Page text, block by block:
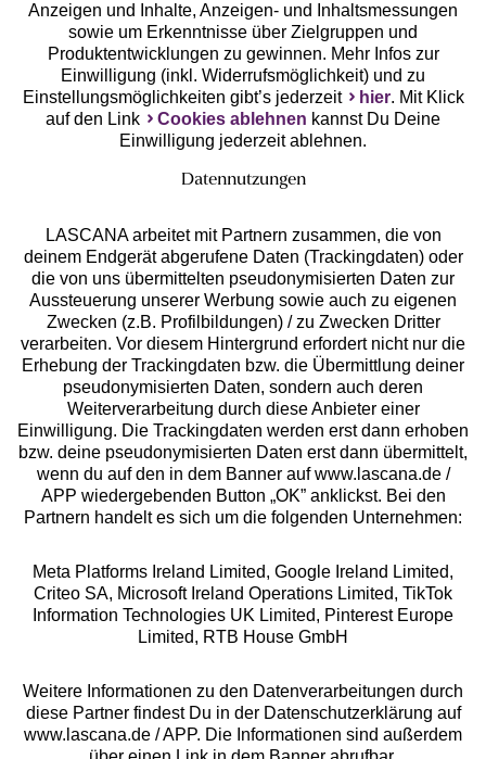
Unsere Apps
Services
Beratung
Über uns
Rechtliches
Alle Preise inkl. MwSt., zzgl.
Versandkosten
** Bonität vorausgesetzt, berechtigt zur Bonitätsprüfung
Anzeigen und Inhalte, Anzeigen- und Inhaltsmessungen
sowie um Erkenntnisse über Zielgruppen und
Produktentwicklungen zu gewinnen. Mehr Infos zur
Einwilligung (inkl. Widerrufsmöglichkeit) und zu
Einstellungsmöglichkeiten gibt’s jederzeit
hier. Mit Klick
auf den Link
Cookies ablehnen kannst Du Deine
Einwilligung jederzeit ablehnen.
Datennutzungen
LASCANA arbeitet mit Partnern zusammen, die von
deinem Endgerät abgerufene Daten (Trackingdaten) oder
die von uns übermittelten pseudonymisierten Daten zur
Aussteuerung unserer Werbung sowie auch zu eigenen
Zwecken (z.B. Profilbildungen) / zu Zwecken Dritter
verarbeiten. Vor diesem Hintergrund erfordert nicht nur die
Erhebung der Trackingdaten bzw. die Übermittlung deiner
pseudonymisierten Daten, sondern auch deren
Weiterverarbeitung durch diese Anbieter einer
Einwilligung. Die Trackingdaten werden erst dann erhoben
bzw. deine pseudonymisierten Daten erst dann übermittelt,
wenn du auf den in dem Banner auf www.lascana.de /
APP wiedergebenden Button „OK” anklickst. Bei den
Partnern handelt es sich um die folgenden Unternehmen:
Meta Platforms Ireland Limited, Google Ireland Limited,
Criteo SA, Microsoft Ireland Operations Limited, TikTok
Information Technologies UK Limited, Pinterest Europe
Limited, RTB House GmbH
Weitere Informationen zu den Datenverarbeitungen durch
diese Partner findest Du in der Datenschutzerklärung auf
www.lascana.de / APP. Die Informationen sind außerdem